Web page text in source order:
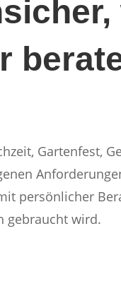
Gartenfest,
persönlicher
gebraucht wird.